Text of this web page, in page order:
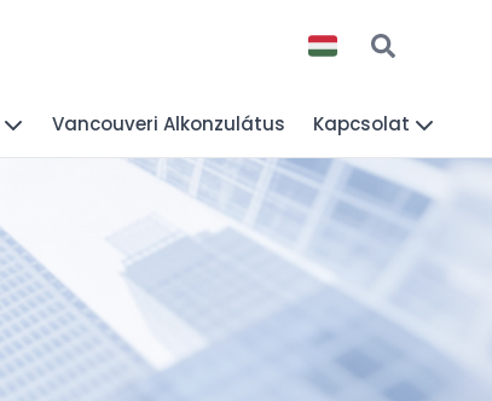
Vancouveri Alkonzulátus Kapcsolat